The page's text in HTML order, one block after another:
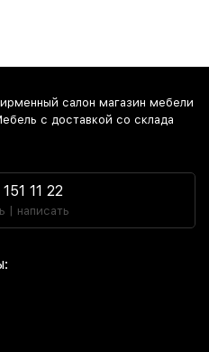
салон магазин мебели
с доставкой со склада
11 22
| написать